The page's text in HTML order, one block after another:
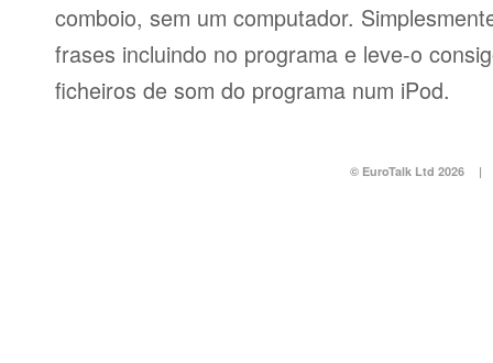
comboio, sem um computador.
frases incluindo no programa e leve-o
ficheiros de som do programa num iPod.
© EuroTalk Ltd 2026 |